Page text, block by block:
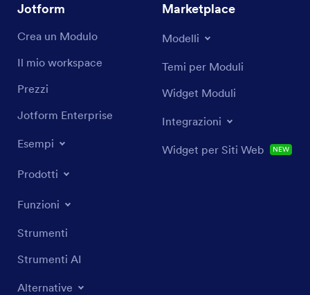
Jotform
Crea un Modulo
Il mio workspace
Prezzi
Jotform Enterprise
Esempi
Prodotti
Funzioni
Strumenti
Strumenti AI
Alternative
Marketplace
Modelli
Temi per Moduli
Widget Moduli
Integrazioni
Widget per Siti Web NEW